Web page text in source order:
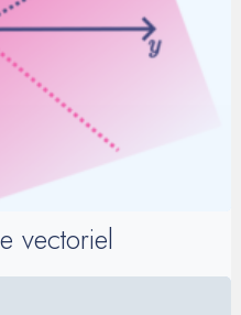
vectoriel